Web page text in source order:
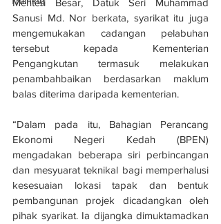
Menteri Besar, Datuk Seri Muhammad
Sanusi Md. Nor berkata, syarikat itu juga
mengemukakan cadangan pelabuhan
tersebut kepada Kementerian
Pengangkutan termasuk melakukan
penambahbaikan berdasarkan maklum
balas diterima daripada kementerian.
“Dalam pada itu, Bahagian Perancang
Ekonomi Negeri Kedah (BPEN)
mengadakan beberapa siri perbincangan
dan mesyuarat teknikal bagi memperhalusi
kesesuaian lokasi tapak dan bentuk
pembangunan projek dicadangkan oleh
pihak syarikat. Ia dijangka dimuktamadkan